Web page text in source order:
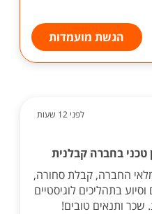
הגשת מועמדות
לפני 12 שעות
בחברה קבלנית
החברה, קבלת סחורה,
בתהליכים לוגיסטיים
שכר ותנאים טובים!